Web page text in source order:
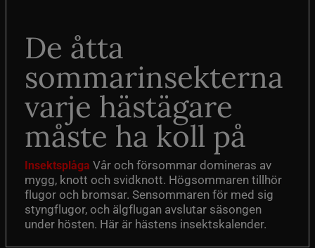
De åtta
sommarinsekterna
varje hästägare
måste ha koll på
Insektsplåga Vår och försommar domineras av
mygg, knott och svidknott. Högsommaren tillhör
flugor och bromsar. Sensommaren för med sig
styngflugor, och älgflugan avslutar säsongen
under hösten. Här är hästens insektskalender.